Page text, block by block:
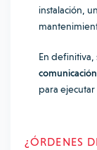
instalación,
En definitiva,
comunicación
para
¿ÓRDENES